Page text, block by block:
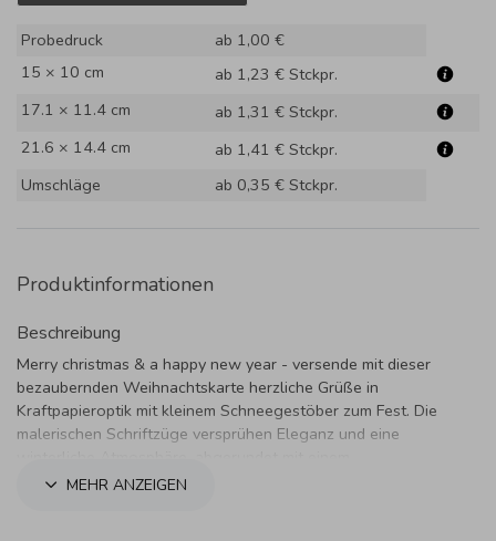
Probedruck
ab 1,00 €
15 × 10 cm
ab 1,23 € Stckpr.
17.1 × 11.4 cm
ab 1,31 € Stckpr.
21.6 × 14.4 cm
ab 1,41 € Stckpr.
Umschläge
ab 0,35 € Stckpr.
Produktinformationen
Beschreibung
Merry christmas & a happy new year - versende mit dieser
bezaubernden Weihnachtskarte herzliche Grüße in
Kraftpapieroptik mit kleinem Schneegestöber zum Fest. Die
malerischen Schriftzüge versprühen Eleganz und eine
bezaubernden Winterfoto.
MEHR ANZEIGEN